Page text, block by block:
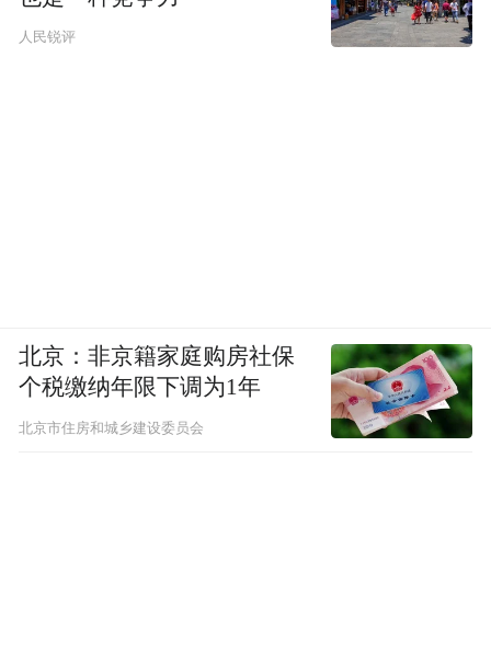
人民锐评
北京：非京籍家庭购房社保
个税缴纳年限下调为1年
北京市住房和城乡建设委员会